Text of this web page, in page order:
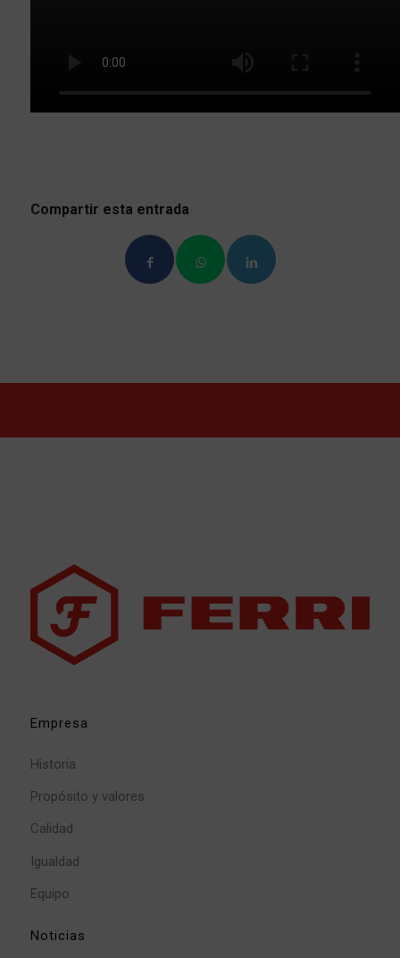
Compartir esta entrada
Empresa
Historia
Propósito y valores
Calidad
Igualdad
Equipo
Noticias